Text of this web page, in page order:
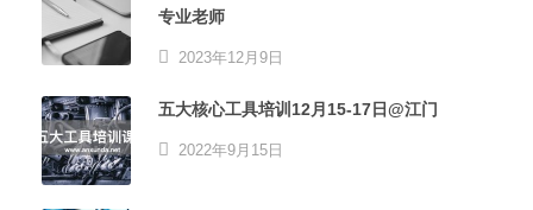
专业老师
2023年12月9日
五大核心工具培训12月15-17日@江门
2022年9月15日